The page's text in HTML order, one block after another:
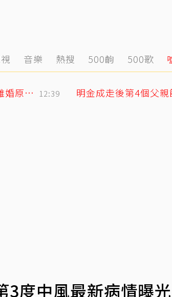
音樂 熱搜 500齣 500歌
小刀驚爆豪門婚變！與台玻千金12年婚姻傳已畫句點 離婚原因曝光 12:39
度中風最新病情曝光